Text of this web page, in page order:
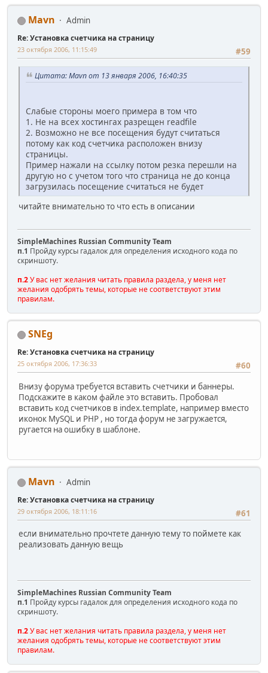
Mavn Admin
Re: Установка счетчика на страницу
#59
23 октября 2006, 11:15:49
Цитата: Mavn от 13 января 2006, 16:40:35
Слабые стороны моего примера в том что
1. Не на всех хостингах разрещен readfile
2. Возможно не все посещения будут считаться
потому как код счетчика расположен внизу
страницы.
Пример нажали на ссылку потом резка перешли на
другую но с учетом того что страница не до конца
загрузилась посещение считаться не будет
читайте внимательно то что есть в описании
SimpleMachines Russian Community Team
п.1 Пройду курсы гадалок для определения исходного кода по
скриншоту.
п.2У вас нет желания читать правила раздела, у меня нет
желания одобрять темы, которые не соответствуют этим
правилам.
SNEg
Re: Установка счетчика на страницу
#60
25 октября 2006, 17:36:33
Внизу форума требуется вставить счетчики и баннеры.
Подскажите в каком файле это вставить. Пробовал
вставить код счетчиков в index.template, например вместо
иконок MySQL и PHP , но тогда форум не загружается,
ругается на ошибку в шаблоне.
Mavn Admin
Re: Установка счетчика на страницу
#61
29 октября 2006, 18:11:16
если внимательно прочтете данную тему то поймете как
реализовать данную вещь
SimpleMachines Russian Community Team
п.1 Пройду курсы гадалок для определения исходного кода по
скриншоту.
п.2У вас нет желания читать правила раздела, у меня нет
желания одобрять темы, которые не соответствуют этим
правилам.